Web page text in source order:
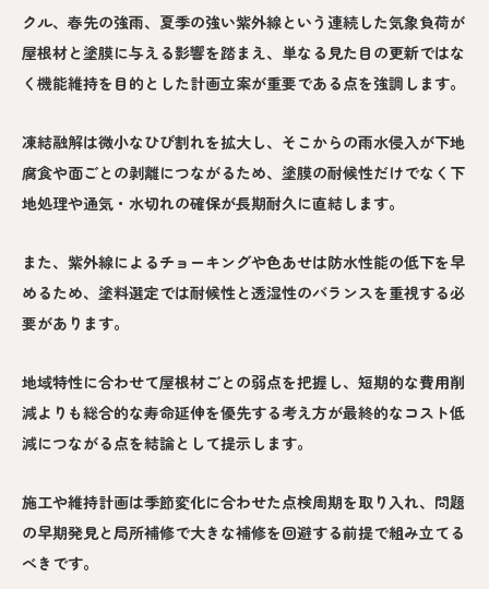
クル、春先の強雨、夏季の強い紫外線という連続した気象負荷が
屋根材と塗膜に与える影響を踏まえ、単なる見た目の更新ではな
く機能維持を目的とした計画立案が重要である点を強調します。
凍結融解は微小なひび割れを拡大し、そこからの雨水侵入が下地
腐食や面ごとの剥離につながるため、塗膜の耐候性だけでなく下
地処理や通気・水切れの確保が長期耐久に直結します。
また、紫外線によるチョーキングや色あせは防水性能の低下を早
めるため、塗料選定では耐候性と透湿性のバランスを重視する必
要があります。
地域特性に合わせて屋根材ごとの弱点を把握し、短期的な費用削
減よりも総合的な寿命延伸を優先する考え方が最終的なコスト低
減につながる点を結論として提示します。
施工や維持計画は季節変化に合わせた点検周期を取り入れ、問題
の早期発見と局所補修で大きな補修を回避する前提で組み立てる
べきです。